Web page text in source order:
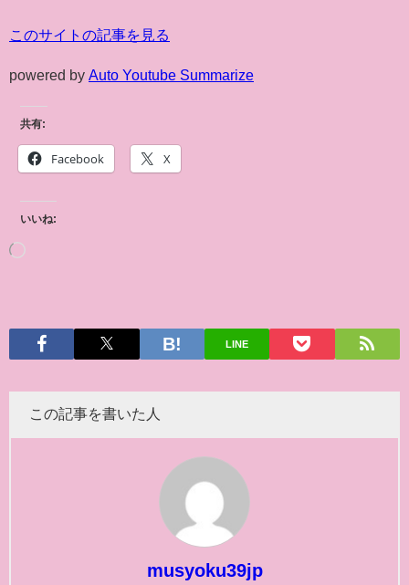
このサイトの記事を見る
powered by Auto Youtube Summarize
共有:
Facebook X
いいね:
LINE
この記事を書いた人
musyoku39jp